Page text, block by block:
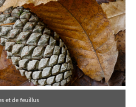
et de feuillus